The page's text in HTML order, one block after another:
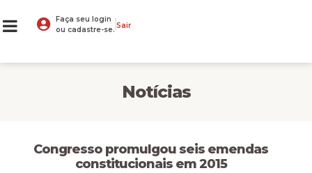
Faça seu login
ou cadastre-se. Sair
Notícias
Congresso promulgou seis emendas
constitucionais em 2015